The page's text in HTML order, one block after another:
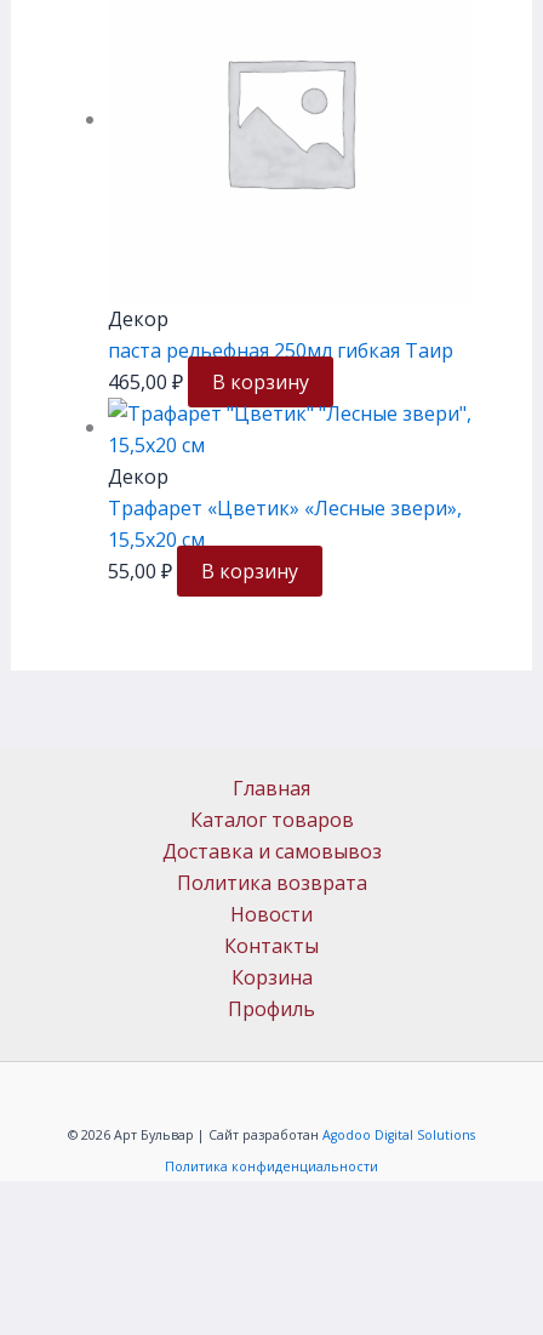
Декор
паста рельефная 250мл гибкая Таир
465,00 ₽ В корзину
Декор
Трафарет «Цветик» «Лесные звери»,
15,5х20 см
55,00 ₽ В корзину
Главная
Каталог товаров
Доставка и самовывоз
Политика возврата
Новости
Контакты
Корзина
Профиль
© 2026 Арт Бульвар | Сайт разработан Agodoo Digital Solutions
Политика конфиденциальности